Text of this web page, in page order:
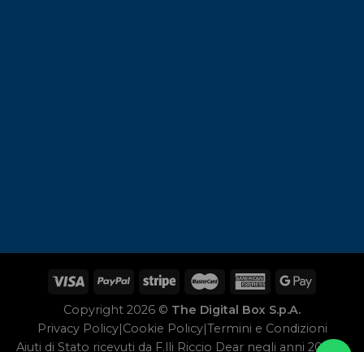
Copyright 2026 © The Digital Box S.p.A.
Privacy Policy|Cookie Policy|Termini e Condizioni
Aiuti di Stato ricevuti da F.lli Riccio Dear negli anni 2020 e